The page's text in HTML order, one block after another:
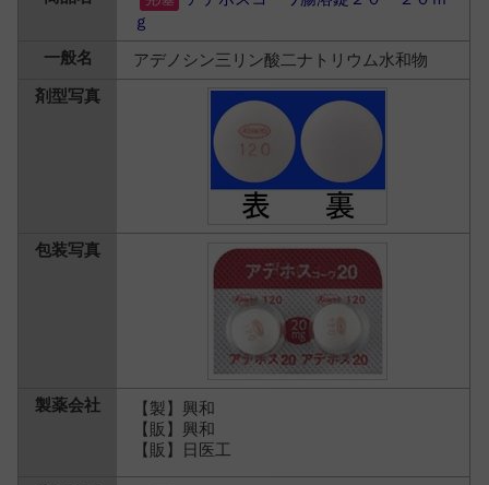
ｇ
アデノシン三リン酸二ナトリウム水和物
【製】興和
【販】興和
【販】日医工